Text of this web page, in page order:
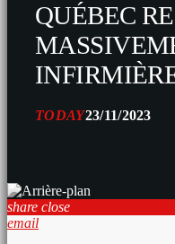
QUÉBEC
TODAY23/11/2023
share close
email